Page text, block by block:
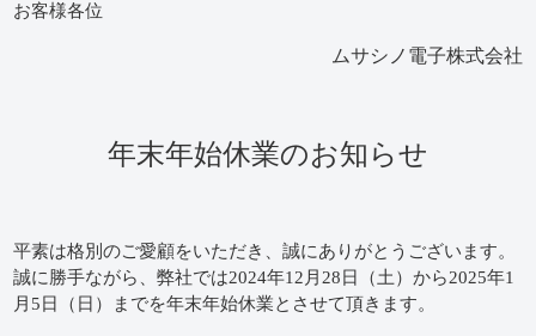
お客様各位
ムサシノ電子株式会社
年末年始休業のお知らせ
平素は格別のご愛顧をいただき、誠にありがとうございます。
誠に勝手ながら、弊社では2024年12月28日（土）から2025年1
月5日（日）までを年末年始休業とさせて頂きます。